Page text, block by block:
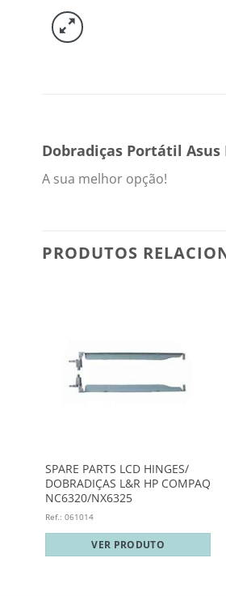
Dobradiças Portátil Asus
A sua melhor opção!
PRODUTOS
SPARE PARTS LCD HINGES/
DOBRADIÇAS L&R HP COMPAQ
NC6320/NX6325
Ref.: 061014
VER PRODUTO